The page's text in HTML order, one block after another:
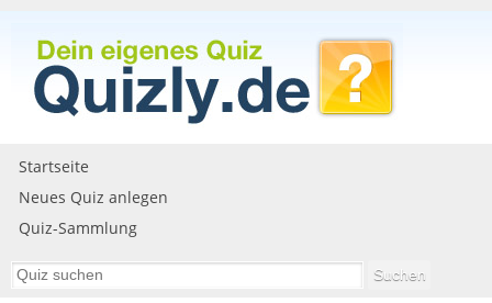
Startseite
Neues Quiz anlegen
Quiz-Sammlung